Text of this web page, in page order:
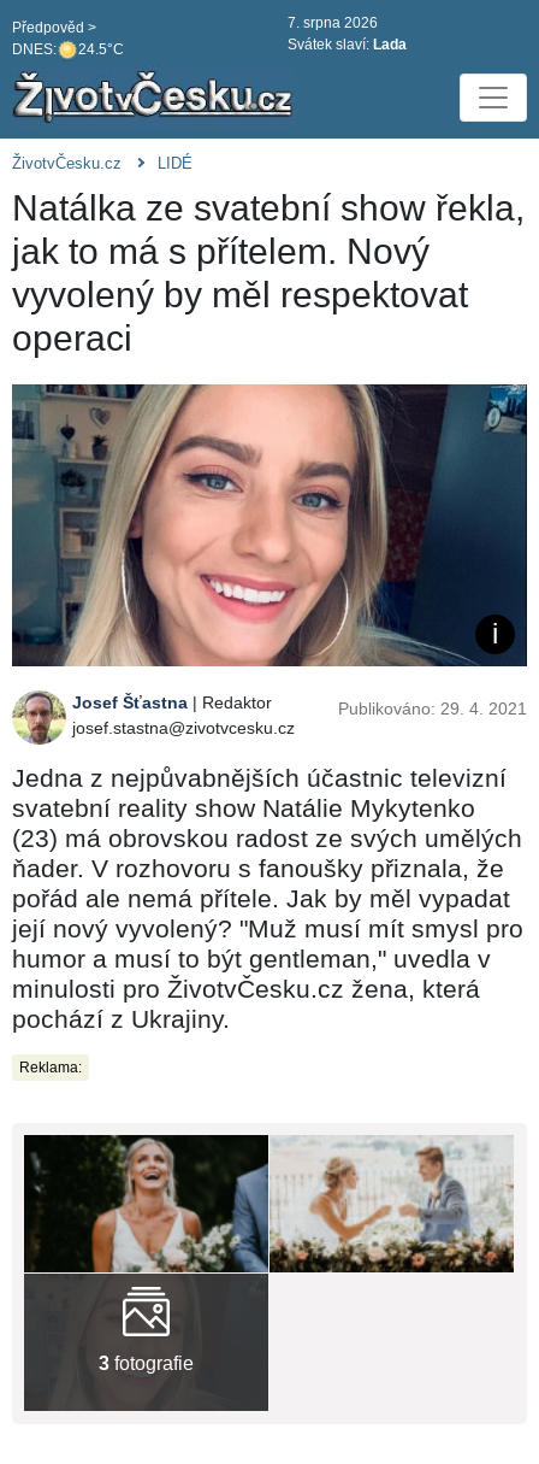
DNES: 24.5°C
Předpověd >
7. srpna 2026
Svátek slaví: Lada
ŽivotvČesku.cz LIDÉ
Natálka ze svatební show řekla,
jak to má s přítelem. Nový
vyvolený by měl respektovat
operaci
Josef Šťastna | Redaktor
josef.stastna@zivotvcesku.cz
Publikováno: 29. 4. 2021
Jedna z nejpůvabnějších účastnic televizní
svatební reality show Natálie Mykytenko
(23) má obrovskou radost ze svých umělých
ňader. V rozhovoru s fanoušky přiznala, že
pořád ale nemá přítele. Jak by měl vypadat
její nový vyvolený? "Muž musí mít smysl pro
humor a musí to být gentleman," uvedla v
minulosti pro ŽivotvČesku.cz žena, která
pochází z Ukrajiny.
Reklama:
3 fotografie